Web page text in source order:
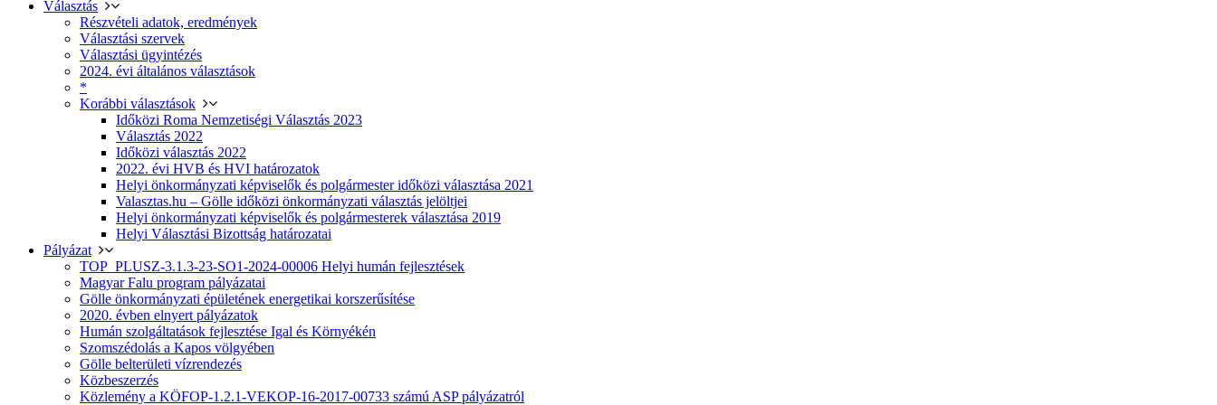
Választás
Részvételi adatok, eredmények
Választási szervek
Választási ügyintézés
2024. évi általános választások
*
Korábbi választások
Időközi Roma Nemzetiségi Választás 2023
Választás 2022
Időközi választás 2022
2022. évi HVB és HVI határozatok
Helyi önkormányzati képviselők és polgármester időközi választása 2021
Valasztas.hu – Gölle időközi önkormányzati választás jelöltjei
Helyi önkormányzati képviselők és polgármesterek választása 2019
Helyi Választási Bizottság határozatai
Pályázat
TOP_PLUSZ-3.1.3-23-SO1-2024-00006 Helyi humán fejlesztések
Magyar Falu program pályázatai
Gölle önkormányzati épületének energetikai korszerűsítése
2020. évben elnyert pályázatok
Humán szolgáltatások fejlesztése Igal és Környékén
Szomszédolás a Kapos völgyében
Gölle belterületi vízrendezés
Közbeszerzés
Közlemény a KÖFOP-1.2.1-VEKOP-16-2017-00733 számú ASP pályázatról